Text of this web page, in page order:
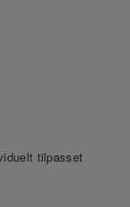
tilpasset